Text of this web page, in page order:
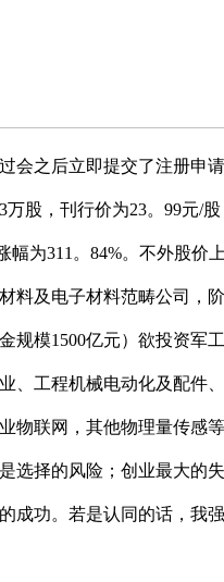
会之后立即提交了注册申
万股，刊行价为23。99元/
幅为311。84%。不外股价
料及电子材料范畴公司，
规模1500亿元）欲投资军
、工程机械电动化及配件
物联网，其他物理量传感
选择的风险；创业最大的
成功。若是认同的话，我